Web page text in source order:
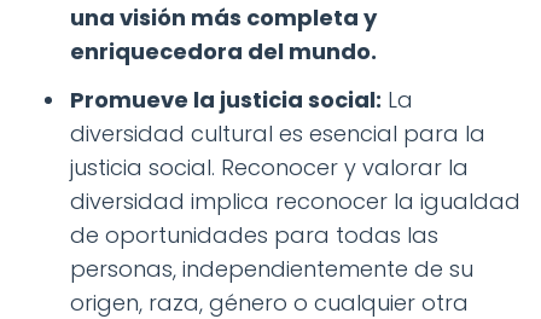
una visión más completa y
enriquecedora del mundo.
Promueve la justicia social: La
diversidad cultural es esencial para la
justicia social. Reconocer y valorar la
diversidad implica reconocer la igualdad
de oportunidades para todas las
personas, independientemente de su
origen, raza, género o cualquier otra